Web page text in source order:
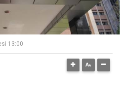
13:00